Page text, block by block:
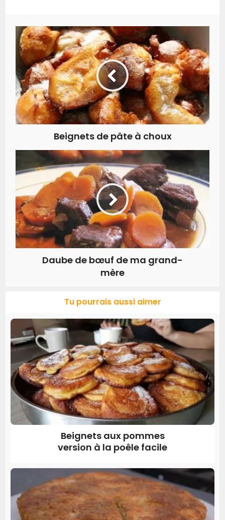
Beignets de pâte à choux
Daube de bœuf de ma grand-
mère
Tu pourrais aussi aimer
Beignets aux pommes
version à la poêle facile